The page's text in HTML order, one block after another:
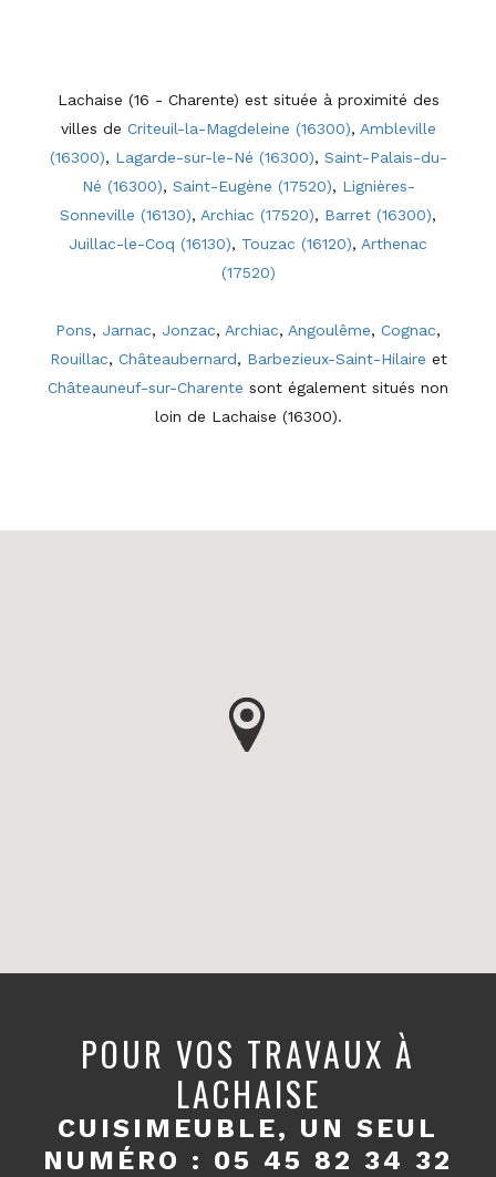
Lachaise (16 - Charente) est située à proximité des
villes de Criteuil-la-Magdeleine (16300), Ambleville
(16300), Lagarde-sur-le-Né (16300), Saint-Palais-du-
Né (16300), Saint-Eugène (17520), Lignières-
Sonneville (16130), Archiac (17520), Barret (16300),
Juillac-le-Coq (16130), Touzac (16120), Arthenac
(17520)
Pons, Jarnac, Jonzac, Archiac, Angoulême, Cognac,
Rouillac, Châteaubernard, Barbezieux-Saint-Hilaire et
Châteauneuf-sur-Charente sont également situés non
loin de Lachaise (16300).
POUR VOS TRAVAUX À
LACHAISE
CUISIMEUBLE, UN SEUL
NUMÉRO : 05 45 82 34 32